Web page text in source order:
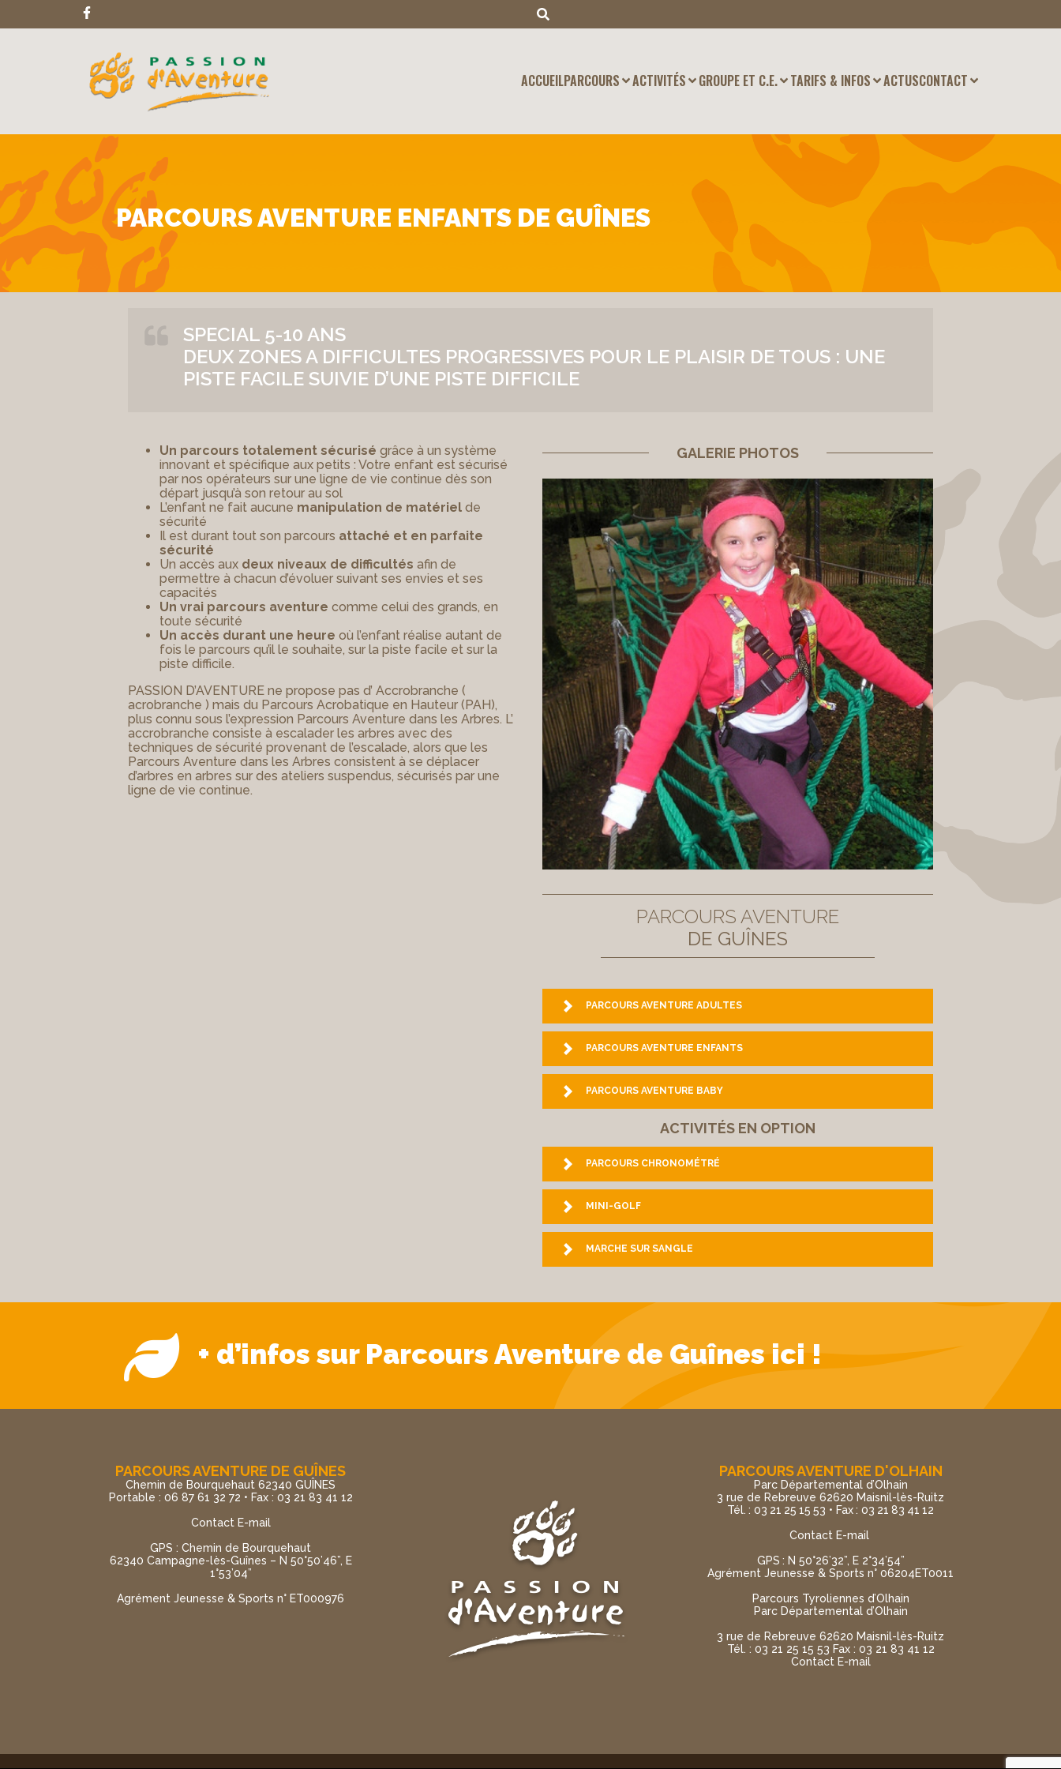
ACCUEILPARCOURS ACTIVITÉS GROUPE ET C.E. TARIFS & INFOS ACTUSCONTACT
PARCOURS AVENTURE ENFANTS DE GUÎNES
SPECIAL 5-10 ANS
DEUX ZONES A DIFFICULTES PROGRESSIVES POUR LE PLAISIR DE TOUS : UNE
PISTE FACILE SUIVIE D’UNE PISTE DIFFICILE
Un parcours totalement sécurisé grâce à un système
innovant et spécifique aux petits : Votre enfant est sécurisé
par nos opérateurs sur une ligne de vie continue dès son
départ jusqu’à son retour au sol
L’enfant ne fait aucune manipulation de matériel de
sécurité
Il est durant tout son parcours attaché et en parfaite
sécurité
Un accès aux deux niveaux de difficultés afin de
permettre à chacun d’évoluer suivant ses envies et ses
capacités
Un vrai parcours aventure comme celui des grands, en
toute sécurité
Un accès durant une heure où l’enfant réalise autant de
fois le parcours qu’il le souhaite, sur la piste facile et sur la
piste difficile.
PASSION D’AVENTURE ne propose pas d’ Accrobranche (
acrobranche ) mais du Parcours Acrobatique en Hauteur (PAH),
plus connu sous l’expression Parcours Aventure dans les Arbres. L’
accrobranche consiste à escalader les arbres avec des
techniques de sécurité provenant de l’escalade, alors que les
Parcours Aventure dans les Arbres consistent à se déplacer
d’arbres en arbres sur des ateliers suspendus, sécurisés par une
ligne de vie continue.
GALERIE PHOTOS
PARCOURS AVENTURE
DE GUÎNES
PARCOURS AVENTURE ADULTES
PARCOURS AVENTURE ENFANTS
PARCOURS AVENTURE BABY
ACTIVITÉS EN OPTION
PARCOURS CHRONOMÉTRÉ
MINI-GOLF
MARCHE SUR SANGLE
+ d’infos sur Parcours Aventure de Guînes ici !
PARCOURS AVENTURE DE GUÎNES
Chemin de Bourquehaut 62340 GUÎNES
Portable : 06 87 61 32 72 • Fax : 03 21 83 41 12
Contact E-mail
GPS : Chemin de Bourquehaut
62340 Campagne-lès-Guînes – N 50°50’46”, E
1°53’04”
Agrément Jeunesse & Sports n° ET000976
PARCOURS AVENTURE D'OLHAIN
Parc Départemental d’Olhain
3 rue de Rebreuve 62620 Maisnil-lès-Ruitz
Tél. : 03 21 25 15 53 • Fax : 03 21 83 41 12
Contact E-mail
GPS : N 50°26’32”, E 2°34’54”
Agrément Jeunesse & Sports n° 06204ET0011
Parcours Tyroliennes d’Olhain
Parc Départemental d’Olhain
3 rue de Rebreuve 62620 Maisnil-lès-Ruitz
Tél. : 03 21 25 15 53 Fax : 03 21 83 41 12
Contact E-mail